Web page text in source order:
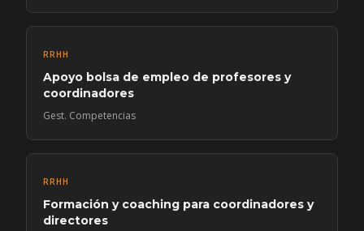
RRHH
Apoyo bolsa de empleo de profesores y
coordinadores
Gest. Competencias
RRHH
Formación y coaching para coordinadores y
directores